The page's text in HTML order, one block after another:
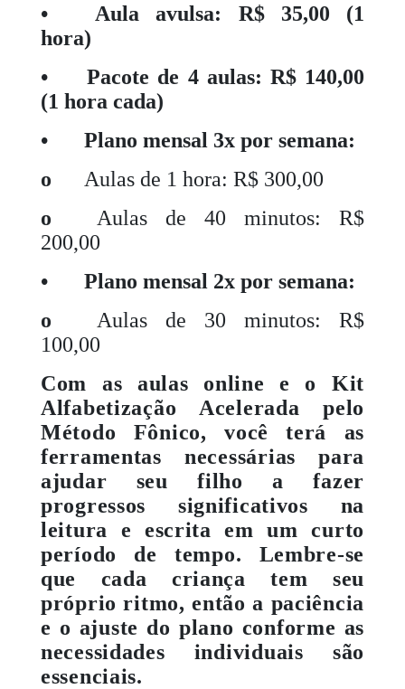
•
Aula avulsa: R$ 35,00 (1
hora)
•
Pacote de 4 aulas: R$ 140,00
(1 hora cada)
•
Plano mensal 3x por semana:
o
Aulas de 1 hora: R$ 300,00
o
Aulas de 40 minutos: R$
200,00
•
Plano mensal 2x por semana:
o
Aulas de 30 minutos: R$
100,00
Com as aulas online e o Kit
Alfabetização Acelerada pelo
Método Fônico, você terá as
ferramentas necessárias para
ajudar seu filho a fazer
progressos significativos na
leitura e escrita em um curto
período de tempo. Lembre-se
que cada criança tem seu
próprio ritmo, então a paciência
e o ajuste do plano conforme as
necessidades individuais são
essenciais.